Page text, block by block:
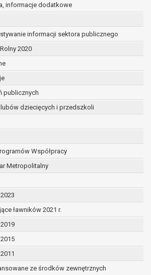
informacje dodatkowe
informacji sektora publicznego
2020
publicznych
dziecięcych i przedszkoli
Współpracy
Metropolitalny
ławników 2021 r.
ze środków zewnętrznych
dane są nieprawidłowe lub
do żądania usunięcia danych
(tzw. prawo do bycia
na podstawie art. 17 RODO,
gdy:
dane nie są już niezbędne do celów,
dla których były zebrane lub w inny
sposób przetwarzane,
osoba, której dane dotyczą, wniosła
sprzeciw wobec przetwarzania
danych osobowych,
zgodę na przetwarzanie danych
osobowych, która jest podstawą
przetwarzania danych i nie ma innej
danych,
dane osobowe przetwarzane są
niezgodnie z prawem,
dane osobowe muszą być usunięte w
celu wywiązania się z obowiązku
do żądania ograniczenia
danych osobowych na